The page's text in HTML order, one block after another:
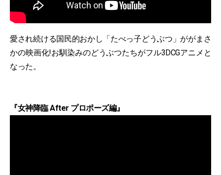
愛され続ける国民的おかし「たべっ子どうぶつ」ががまさ
かの映画化!お馴染みのどうぶつたちがフル3DCGアニメと
なった。
『女神降臨 After プロポーズ編』